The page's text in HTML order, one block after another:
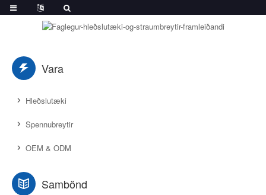
Vara
Hleðslutæki
Spennubreytir
OEM & ODM
Sambönd